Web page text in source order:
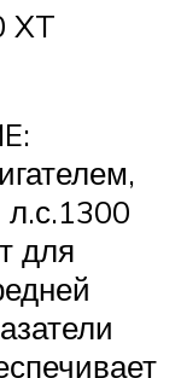
XT
для